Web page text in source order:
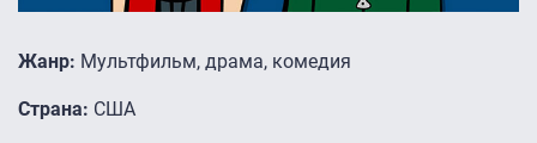
Жанр: Мультфильм, драма, комедия
Страна: США